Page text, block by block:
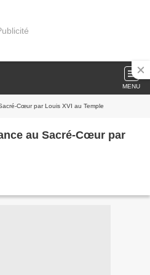
MENU
Cœur par Louis XVI au Temple
au Sacré-Cœur par